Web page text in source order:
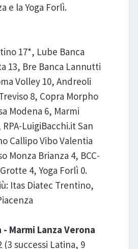
e la Yoga Forlì.
17*, Lube Banca
13, Bre Banca Lannutti
Volley 10, Andreoli
8, Copra Morpho
Modena 6, Marmi
LuigiBacchi.it San
Callipo Vibo Valentia
Monza Brianza 4, BCC-
4, Yoga Forlì 0.
Itas Diatec Trentino,
Marmi Lanza Verona
(3 successi Latina, 9